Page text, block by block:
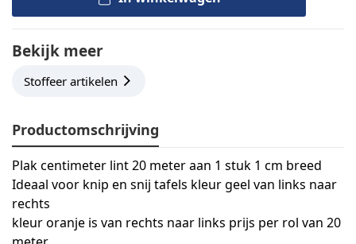
Bekijk meer
Stoffeer artikelen
Productomschrijving
Plak centimeter lint 20 meter aan 1 stuk 1 cm breed
Ideaal voor knip en snij tafels kleur geel van links naar
rechts
kleur oranje is van rechts naar links prijs per rol van 20